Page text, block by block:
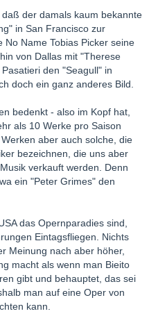
der damals kaum bekannte
in San Francisco zur
Name Tobias Picker seine
von Dallas mit "Therese
den "Seagull" in
doch ein ganz anderes Bild.
bedenkt - also im Kopf hat,
als 10 Werke pro Saison
aber auch solche, die
bezeichnen, die uns aber
verkauft werden. Denn
ein "Peter Grimes" den
das Opernparadies sind,
Eintagsfliegen. Nichts
Meinung nach aber höher,
macht als wenn man Bieito
gibt und behauptet, das sei
man auf eine Oper von
kann.